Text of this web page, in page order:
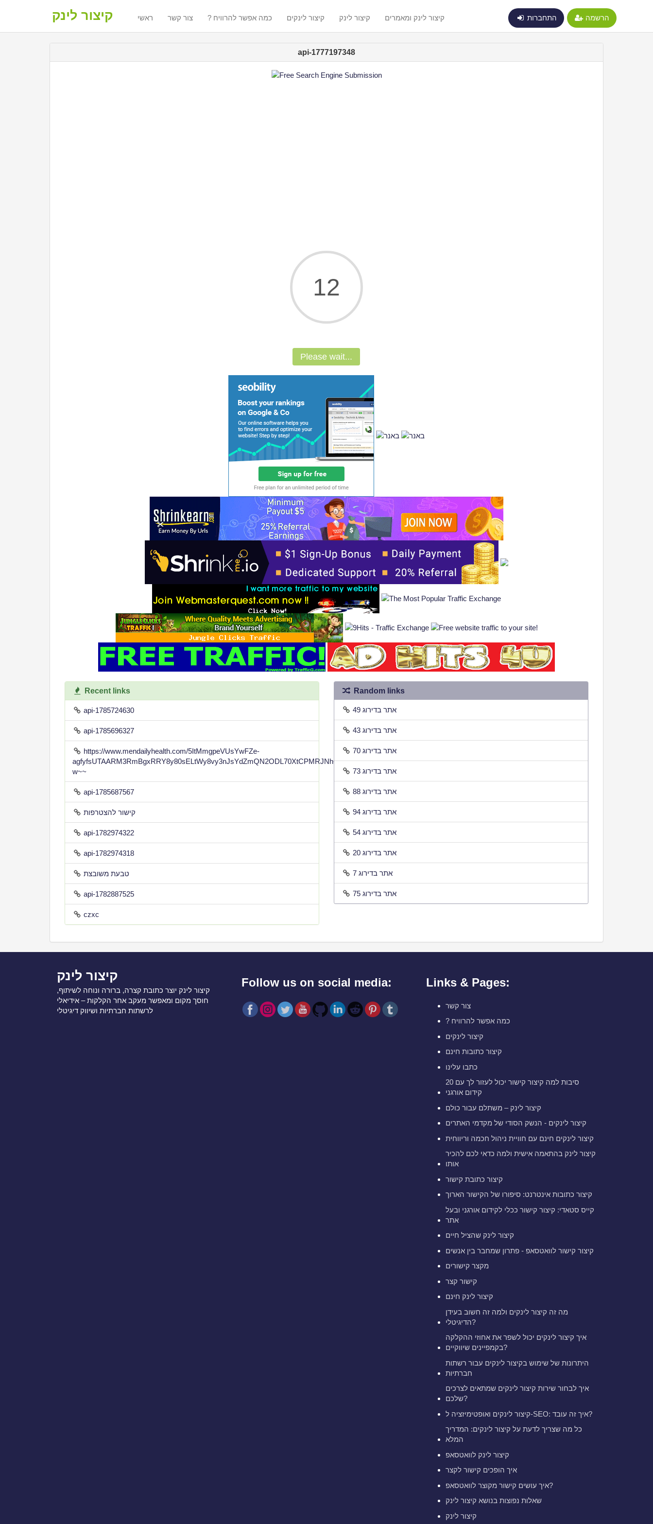
קיצור לינק ראשי צור קשר ? כמה אפשר להרוויח קיצור לינקים קיצור לינק קיצור לינק ומאמרים התחברות הרשמה
api-1777197348
11
Please wait...
Recent links
api-1785724630
api-1785696327
https://www.mendailyhealth.com/5ItMmgpeVUsYwFZe-
agfyfsUTAARM3RmBgxRRY8y80sELtWy8vy3nJsYdZmQN2ODL70XtCPMRJNhQltM8Il8-
w~~
api-1785687567
קישור להצטרפות
api-1782974322
api-1782974318
טבעת משובצת
api-1782887525
czxc
Random links
אתר בדירוג 49
אתר בדירוג 43
אתר בדירוג 70
אתר בדירוג 73
אתר בדירוג 88
אתר בדירוג 94
אתר בדירוג 54
אתר בדירוג 20
אתר בדירוג 7
אתר בדירוג 75
קיצור לינק
קיצור לינק יוצר כתובת קצרה, ברורה ונוחה לשיתוף,
חוסך מקום ומאפשר מעקב אחר הקלקות – אידיאלי
לרשתות חברתיות ושיווק דיגיטלי
Follow us on social media: Links & Pages:
צור קשר
? כמה אפשר להרוויח
קיצור לינקים
קיצור כתובות חינם
כתבו עלינו
20 סיבות למה קיצור קישור יכול לעזור לך עם
קידום אורגני
קיצור לינק – משתלם עבור כולם
קיצור לינקים - הנשק הסודי של מקדמי האתרים
קיצור לינקים חינם עם חוויית ניהול חכמה וריווחית
קיצור לינק בהתאמה אישית ולמה כדאי לכם להכיר
אותו
קיצור כתובת קישור
קיצור כתובות אינטרנט: סיפורו של הקישור הארוך
קייס סטאדי: קיצור קישור ככלי לקידום אורגני ובעל
אתר
קיצור לינק שהציל חיים
קיצור קישור לוואטסאפ - פתרון שמחבר בין אנשים
מקצר קישורים
קישור קצר
קיצור לינק חינם
מה זה קיצור לינקים ולמה זה חשוב בעידן
הדיגיטלי?
איך קיצור לינקים יכול לשפר את אחוזי ההקלקה
בקמפיינים שיווקיים?
היתרונות של שימוש בקיצור לינקים עבור רשתות
חברתיות
איך לבחור שירות קיצור לינקים שמתאים לצרכים
שלכם?
קיצור לינקים ואופטימיזציה ל-SEO: איך זה עובד?
כל מה שצריך לדעת על קיצור לינקים: המדריך
המלא
קיצור לינק לוואטסאפ
איך הופכים קישור לקצר
איך עושים קישור מקוצר לוואטסאפ?
שאלות נפוצות בנושא קיצור לינק
קיצור לינק